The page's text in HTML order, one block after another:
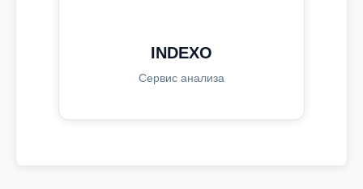
INDEXO
Сервис анализа